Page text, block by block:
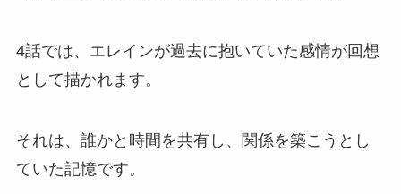
4話では、エレインが過去に抱いていた感情が回想
として描かれます。
それは、誰かと時間を共有し、関係を築こうとし
ていた記憶です。